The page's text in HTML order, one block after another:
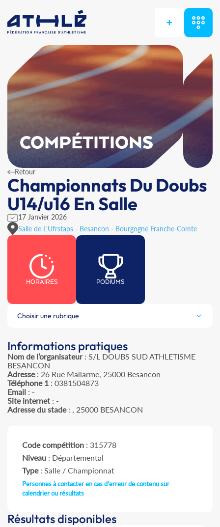
+
COMPÉTITIONS
Retour
Championnats Du Doubs
U14/u16 En Salle
17 Janvier 2026
Salle de L'Ufrstaps - Besancon - Bourgogne Franche-Comte
HORAIRES PODIUMS
Choisir une rubrique
Informations pratiques
Nom de l’organisateur: S/L DOUBS SUD ATHLETISME
BESANCON
Adresse: 26 Rue Mallarme, 25000 Besancon
Téléphone 1 : 0381504873
Email : -
Site internet : -
Adresse du stade: , 25000 BESANCON
Code compétition : 315778
Niveau : Départemental
Type: Salle / Championnat
Personnes à contacter en cas d'erreur de contenu sur
calendrier ou résultats
Résultats disponibles